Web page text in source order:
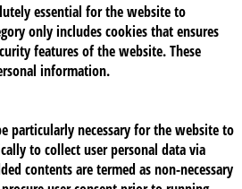
essential for the website to
only includes cookies that ensures
features of the website. These
information.
particularly necessary for the website to
to collect user personal data via
contents are termed as non-necessary